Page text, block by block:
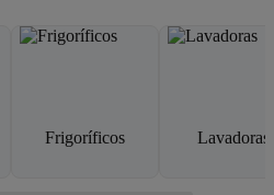
Frigoríficos Lavadoras